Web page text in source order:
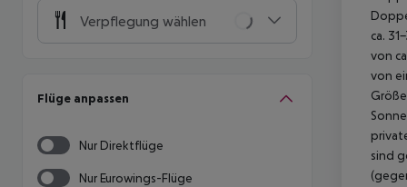
Verpflegung wählen
Flüge anpassen
Nur Direktflüge
Nur Eurowings-Flüge
ca.
von
von
sind